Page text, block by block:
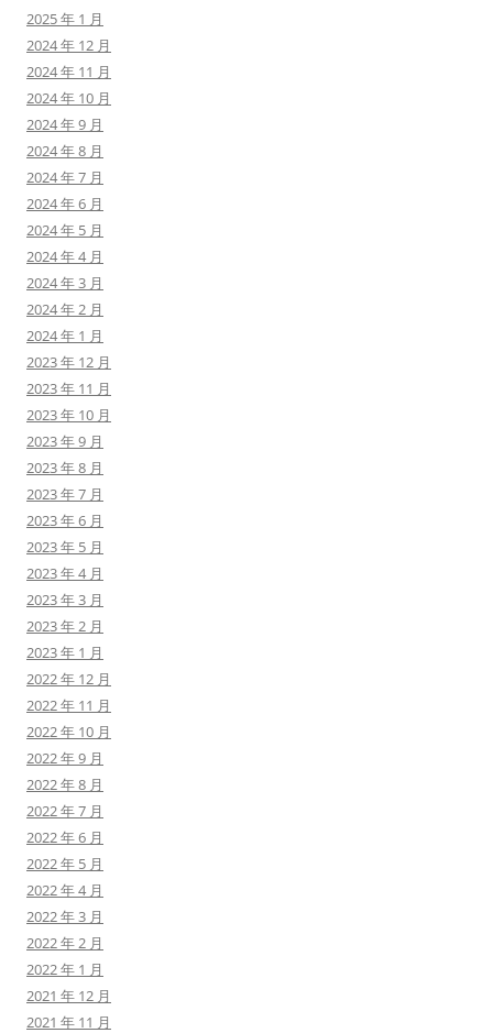
2025 年 1 月
2024 年 12 月
2024 年 11 月
2024 年 10 月
2024 年 9 月
2024 年 8 月
2024 年 7 月
2024 年 6 月
2024 年 5 月
2024 年 4 月
2024 年 3 月
2024 年 2 月
2024 年 1 月
2023 年 12 月
2023 年 11 月
2023 年 10 月
2023 年 9 月
2023 年 8 月
2023 年 7 月
2023 年 6 月
2023 年 5 月
2023 年 4 月
2023 年 3 月
2023 年 2 月
2023 年 1 月
2022 年 12 月
2022 年 11 月
2022 年 10 月
2022 年 9 月
2022 年 8 月
2022 年 7 月
2022 年 6 月
2022 年 5 月
2022 年 4 月
2022 年 3 月
2022 年 2 月
2022 年 1 月
2021 年 12 月
2021 年 11 月